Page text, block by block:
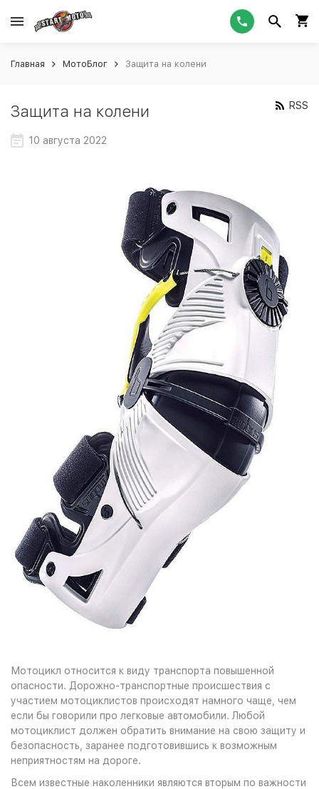
Главная МотоБлог Защита на колени
Защита на колени RSS
10 августа 2022
Мотоцикл относится к виду транспорта повышенной
опасности. Дорожно-транспортные происшествия с
участием мотоциклистов происходят намного чаще, чем
если бы говорили про легковые автомобили. Любой
мотоциклист должен обратить внимание на свою защиту и
безопасность, заранее подготовившись к возможным
неприятностям на дороге.
Всем известные наколенники являются вторым по важности